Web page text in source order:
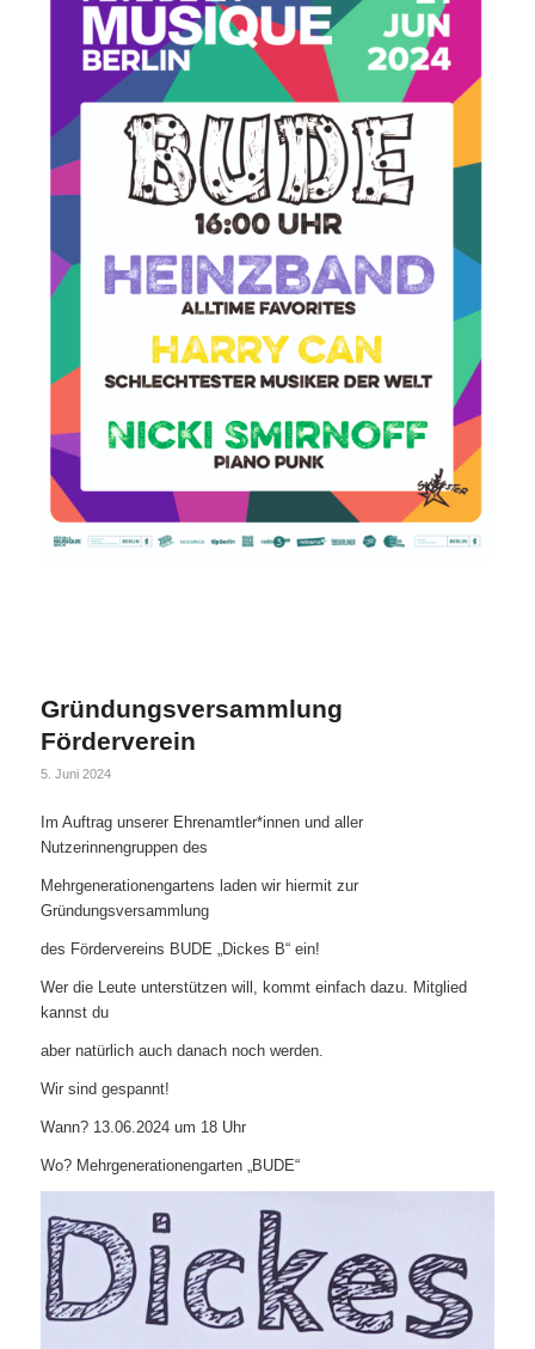
Gründungsversammlung
Förderverein
5. Juni 2024
Im Auftrag unserer Ehrenamtler*innen und aller
Nutzerinnengruppen des
Mehrgenerationengartens laden wir hiermit zur
Gründungsversammlung
des Fördervereins BUDE „Dickes B“ ein!
Wer die Leute unterstützen will, kommt einfach dazu. Mitglied
kannst du
aber natürlich auch danach noch werden.
Wir sind gespannt!
Wann? 13.06.2024 um 18 Uhr
Wo? Mehrgenerationengarten „BUDE“